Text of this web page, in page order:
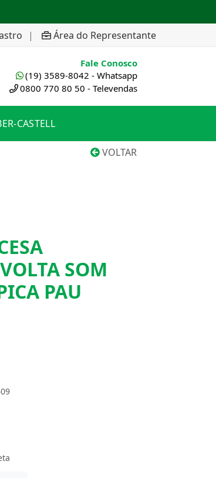
| Área do Representante
Fale Conosco
(19) 3589-8042 - Whatsapp
0800 770 80 50 - Televendas
CASTELL
VOLTAR
SOM
PAU